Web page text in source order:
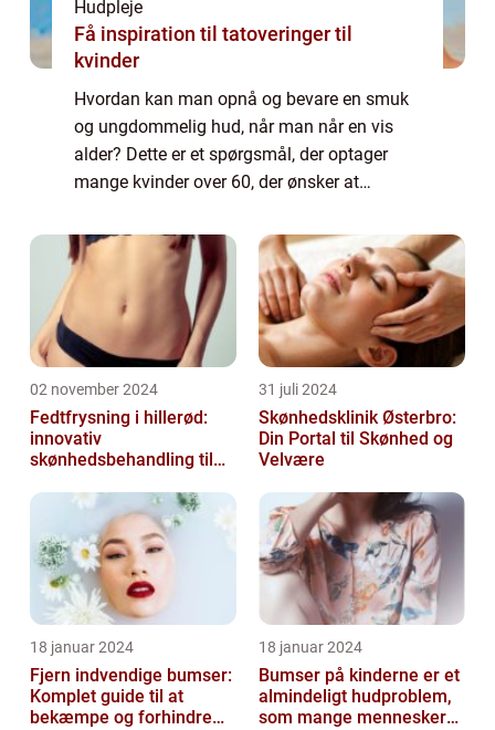
Hudpleje
Få inspiration til tatoveringer til
kvinder
Hvordan kan man opnå og bevare en smuk
og ungdommelig hud, når man når en vis
alder? Dette er et spørgsmål, der optager
mange kvinder over 60, der ønsker at
denne artikel vil vi dykke ned i emnet
“ansig...
02 november 2024
Fedtfrysning i hillerød:
innovativ
skønhedsbehandling til
31 juli 2024
Skønhedsklinik Østerbro:
Din Portal til Skønhed og
Velvære
18 januar 2024
Fjern indvendige bumser:
Komplet guide til at
bekæmpe og forhindre
18 januar 2024
Bumser på kinderne er et
almindeligt hudproblem,
som mange mennesker